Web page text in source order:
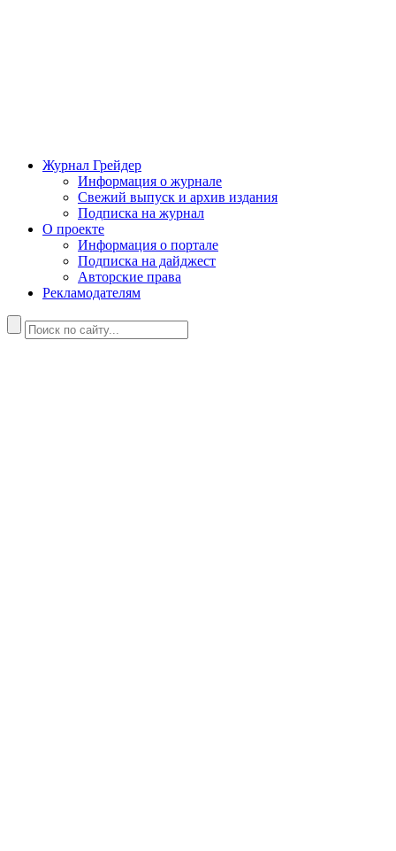
Журнал Грейдер
Информация о журнале
Свежий выпуск и архив издания
Подписка на журнал
О проекте
Информация о портале
Подписка на дайджест
Авторские права
Рекламодателям